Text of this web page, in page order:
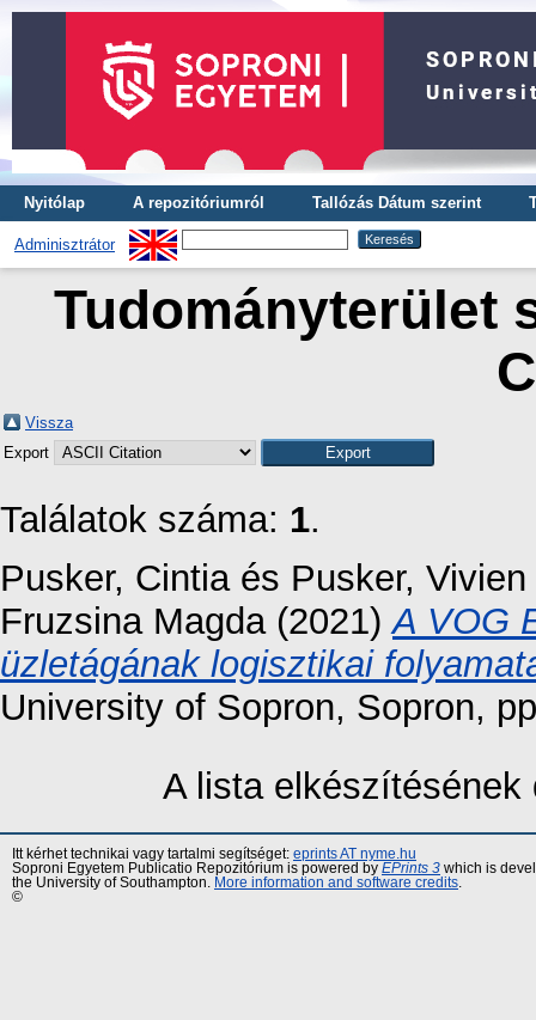
Nyitólap A repozitóriumról Tallózás Dátum szerint
Adminisztrátor
Tudományterület
Vissza
Export
Találatok száma: 1.
Pusker, Cintiaés Pusker, Vivien
Fruzsina Magda(2021)A VOG
üzletágának logisztikai
University of Sopron, Sopron,
A lista
Itt kérhet technikai vagy tartalmi segítséget: eprints AT nyme.hu
Soproni Egyetem Publicatio Repozitórium is powered by EPrints 3 which is
the University of Southampton.
More information and software credits
©